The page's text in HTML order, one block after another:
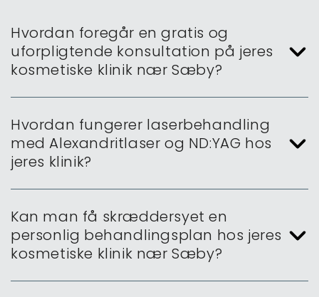
Hvordan foregår en gratis og
uforpligtende konsultation på jeres
kosmetiske klinik nær Sæby?
Hvordan fungerer laserbehandling
med Alexandritlaser og ND:YAG hos
jeres klinik?
Kan man få skræddersyet en
personlig behandlingsplan hos jeres
kosmetiske klinik nær Sæby?